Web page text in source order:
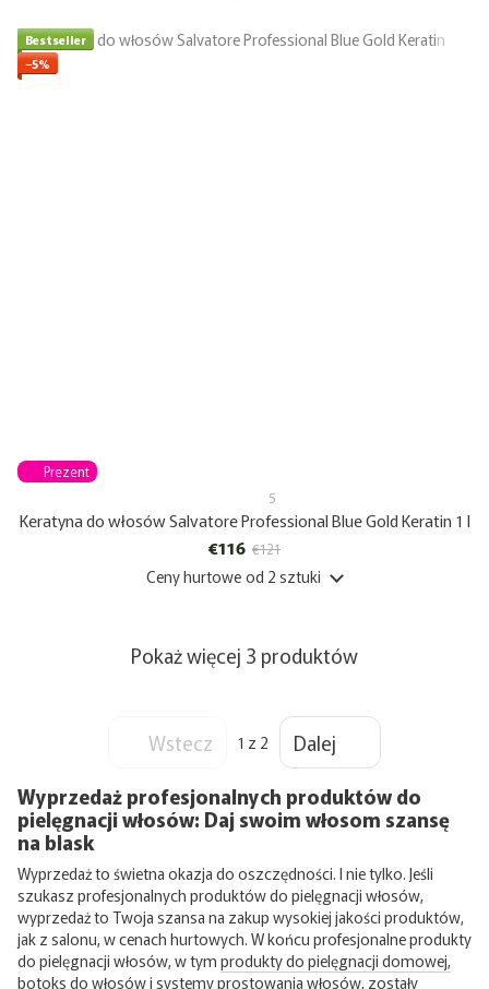
Prezent
Bestseller
−5%
5
Keratyna do włosów Salvatore Professional Blue Gold Keratin 1 l
€116 €121
Ceny hurtoweod 2 sztuki
Pokaż więcej 3 produktów
Wstecz 1 z 2
Dalej
Wyprzedaż profesjonalnych produktów do
pielęgnacji włosów: Daj swoim włosom szansę
na blask
Wyprzedaż to świetna okazja do oszczędności. I nie tylko. Jeśli
szukasz profesjonalnych produktów do pielęgnacji włosów,
wyprzedaż to Twoja szansa na zakup wysokiej jakości produktów,
jak z salonu, w cenach hurtowych. W końcu profesjonalne produkty
do pielęgnacji włosów, w tym produkty do pielęgnacji domowej,
botoks do włosówi systemy prostowania włosów, zostały